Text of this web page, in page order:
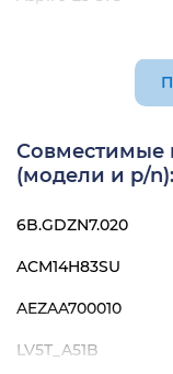
Совместимые
(модели и p/n):
6B.GDZN7.020
ACM14H83SU
AEZAA700010
LV5T_A51B